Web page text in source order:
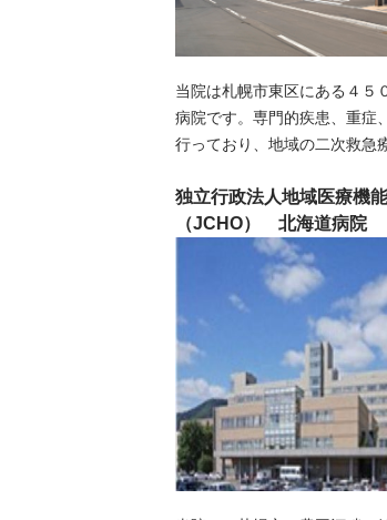
当院は札幌市東区にある４５
病院です。専門的疾患、重症
行っており、地域の二次救急
独立行政法人地域医療機
（JCHO） 北海道病院